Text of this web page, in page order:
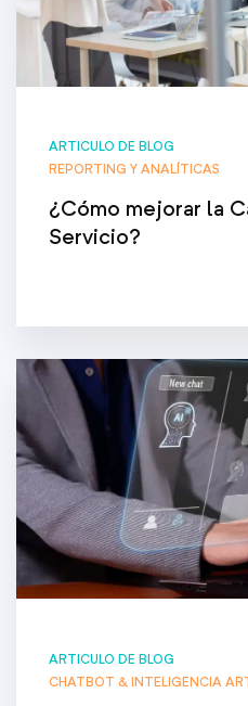
ARTICULO DE BLOG
REPORTING Y ANALÍTICAS
¿Cómo mejorar la
Servicio?
ARTICULO DE BLOG
CHATBOT & INTELIGENCIA